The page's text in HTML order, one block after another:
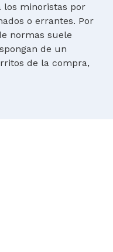
los minoristas por
o errantes. Por
normas suele
de un
de la compra,